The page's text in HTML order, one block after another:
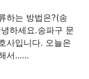
하는 방법은?(송
하세요.송파구 문
사입니다. 오늘은
서……